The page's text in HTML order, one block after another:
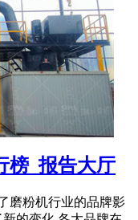
榜_报告大厅
磨粉机行业的品牌影